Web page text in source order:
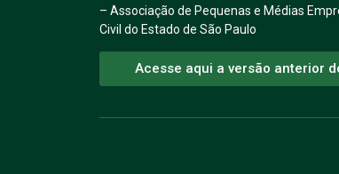
– Associação de Pequenas e Médias
Civil do Estado de São Paulo
Acesse aqui a versão anterior